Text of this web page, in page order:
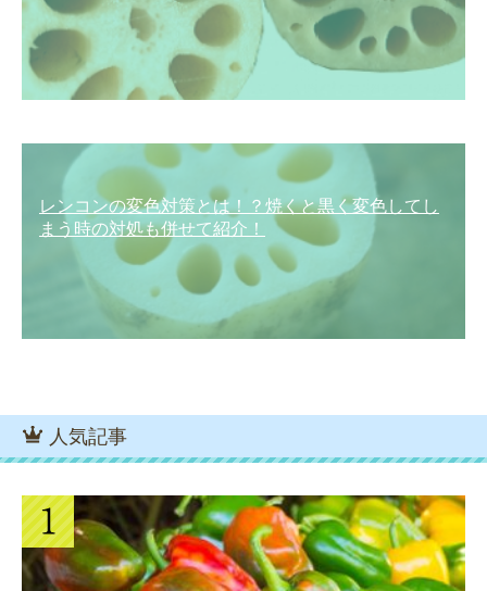
レンコンの変色対策とは！？焼くと黒く変色してし
まう時の対処も併せて紹介！
人気記事